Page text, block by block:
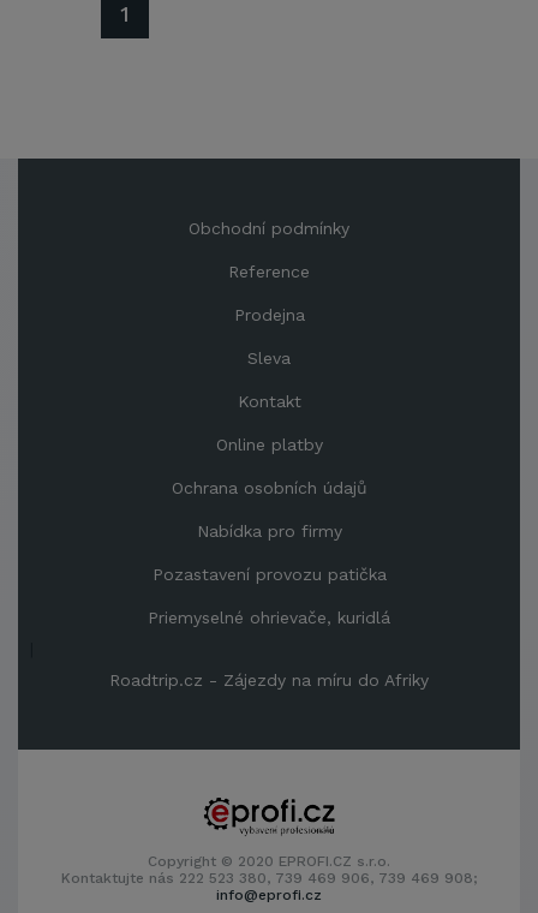
1
Obchodní podmínky
Reference
Prodejna
Sleva
Kontakt
Online platby
Ochrana osobních údajů
Nabídka pro firmy
Pozastavení provozu patička
Priemyselné ohrievače, kuridlá
Roadtrip.cz - Zájezdy na míru do Afriky
Copyright © 2020 EPROFI.CZ s.r.o.
Kontaktujte nás 222 523 380, 739 469 906, 739 469 908;
info@eprofi.cz